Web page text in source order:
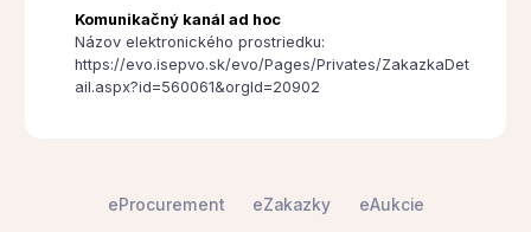
Komunikačný kanál ad hoc
Názov elektronického prostriedku:
https://evo.isepvo.sk/evo/Pages/Privates/ZakazkaDet
ail.aspx?id=560061&orgId=20902
eProcurement eZakazky eAukcie